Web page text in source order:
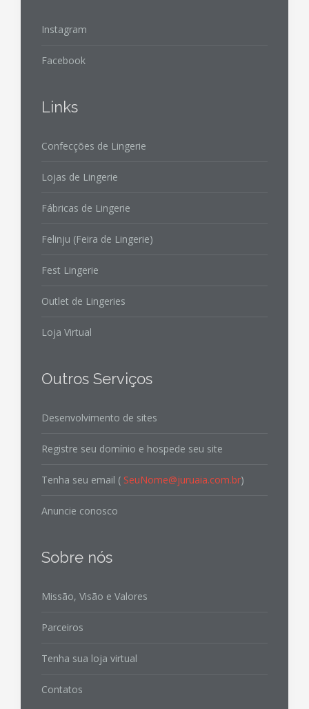
Instagram
Facebook
Links
Confecções de Lingerie
Lojas de Lingerie
Fábricas de Lingerie
Felinju (Feira de Lingerie)
Fest Lingerie
Outlet de Lingeries
Loja Virtual
Outros Serviços
Desenvolvimento de sites
Registre seu domínio e hospede seu site
Tenha seu email ( SeuNome@juruaia.com.br)
Anuncie conosco
Sobre nós
Missão, Visão e Valores
Parceiros
Tenha sua loja virtual
Contatos